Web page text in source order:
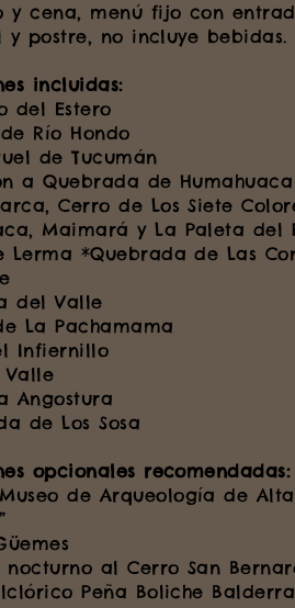
y cena, menú fijo con
postre, no incluye bebidas.
incluidas:
del Estero
Río Hondo
de Tucumán
a Quebrada de Humahuaca
Cerro de Los Siete
Maimará y La Paleta del
Lerma *Quebrada de Las
del Valle
La Pachamama
Infiernillo
Angostura
de Los Sosa
opcionales recomendadas:
de Arqueología de Alta
nocturno al Cerro San
Peña Boliche